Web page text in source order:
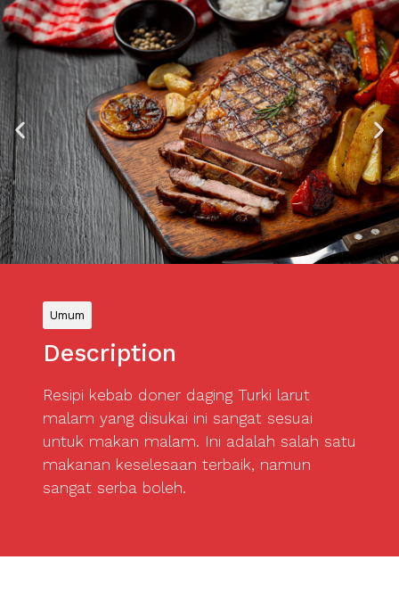
Umum
Description
Resipi kebab doner daging Turki larut
malam yang disukai ini sangat sesuai
untuk makan malam. Ini adalah salah satu
makanan keselesaan terbaik, namun
sangat serba boleh.